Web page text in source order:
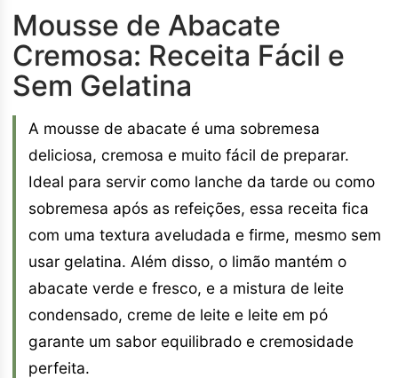
Mousse de Abacate
Cremosa: Receita Fácil e
Sem Gelatina
A mousse de abacate é uma sobremesa
deliciosa, cremosa e muito fácil de preparar.
Ideal para servir como lanche da tarde ou como
sobremesa após as refeições, essa receita fica
com uma textura aveludada e firme, mesmo sem
usar gelatina. Além disso, o limão mantém o
abacate verde e fresco, e a mistura de leite
condensado, creme de leite e leite em pó
garante um sabor equilibrado e cremosidade
perfeita.